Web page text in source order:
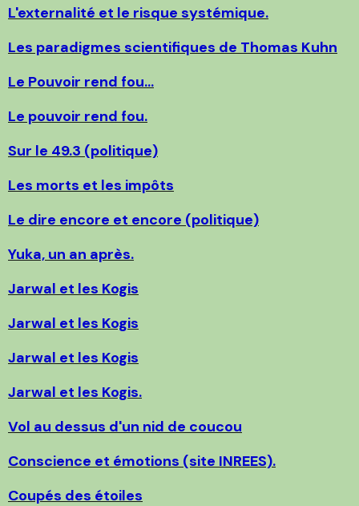
L'externalité et le risque systémique.
Les paradigmes scientifiques de Thomas Kuhn
Le Pouvoir rend fou...
Le pouvoir rend fou.
Sur le 49.3 (politique)
Les morts et les impôts
Le dire encore et encore (politique)
Yuka, un an après.
Jarwal et les Kogis
Jarwal et les Kogis
Jarwal et les Kogis
Jarwal et les Kogis.
Vol au dessus d'un nid de coucou
Conscience et émotions (site INREES).
Coupés des étoiles